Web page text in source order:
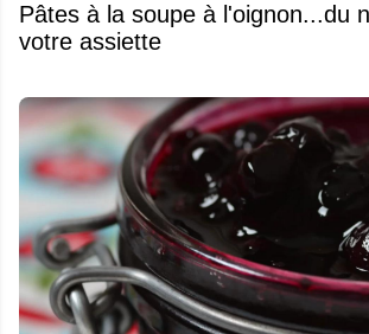
Pâtes à la soupe à l'oignon...du
votre assiette